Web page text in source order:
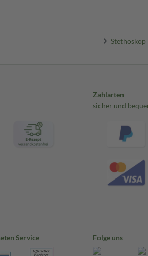
Stethoskop
Zahlarten
sicher und
Service Folge uns